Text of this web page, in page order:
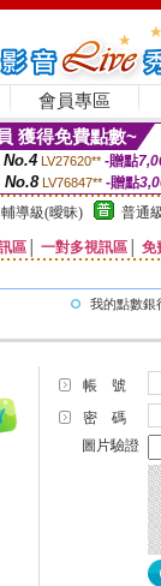
會員專區
獲得免費點數~
No.4 LV27620** -贈點
No.8 LV76847** -贈點
輔導級(曖昧) 普通
區 一對多視訊區 免
我的點數銀
帳 號
密 碼
圖片驗證